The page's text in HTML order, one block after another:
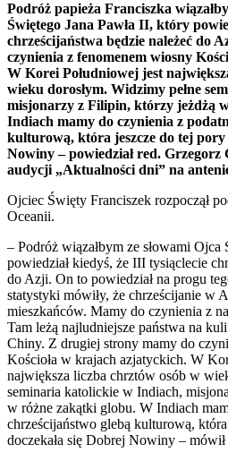
Podróż papieża Franciszka
Świętego Jana Pawła II, który
chrześcijaństwa będzie należeć do
czynienia z fenomenem wiosny
W Korei Południowej jest
wieku dorosłym. Widzimy pełne
misjonarzy z Filipin, którzy jeżdżą
Indiach mamy do czynienia z
kulturową, która jeszcze do tej pory
Nowiny – powiedział red.
audycji „Aktualności dni” na
Ojciec Święty Franciszek rozpoczął
Oceanii.
– Podróż wiązałbym ze słowami
powiedział kiedyś, że III tysiąclecie
do Azji. On to powiedział na progu
statystyki mówiły, że chrześcijanie w
mieszkańców. Mamy do czynienia z
Tam leżą najludniejsze państwa na
Chiny. Z drugiej strony mamy do
Kościoła w krajach azjatyckich. W
największa liczba chrztów osób w
seminaria katolickie w Indiach,
w różne zakątki globu. W Indiach
chrześcijaństwo glebą kulturową,
doczekała się Dobrej Nowiny –